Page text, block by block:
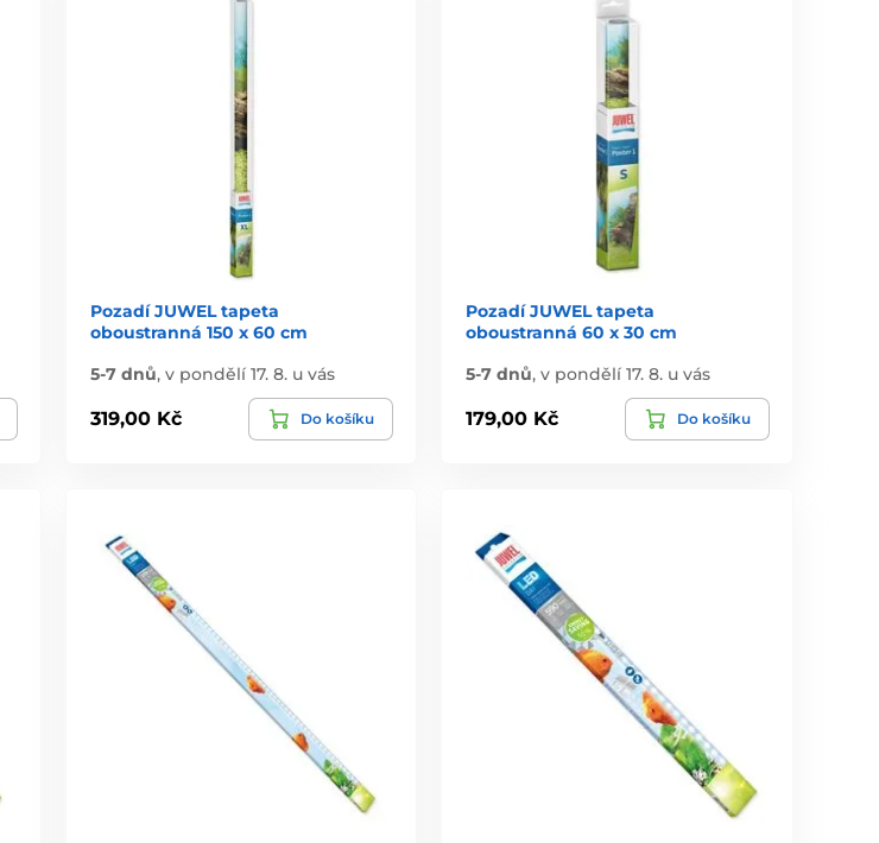
Pozadí JUWEL tapeta
oboustranná 150 x 60 cm
5-7 dnů, v pondělí 17. 8. u vás
319,00 Kč Do košíku
Pozadí JUWEL tapeta
oboustranná 60 x 30 cm
5-7 dnů,v pondělí 17. 8. u vás
179,00 Kč Do košíku